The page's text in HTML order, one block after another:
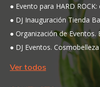
Evento para HARD ROCK:
DJ Inauguración Tienda
Organización de Eventos.
DJ Eventos.
Ver todos